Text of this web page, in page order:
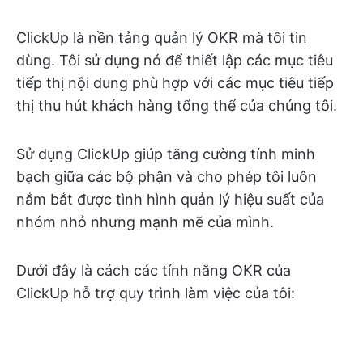
ClickUp là nền tảng quản lý OKR mà tôi tin
dùng. Tôi sử dụng nó để thiết lập các mục tiêu
tiếp thị nội dung phù hợp với các mục tiêu tiếp
thị thu hút khách hàng tổng thể của chúng tôi.
Sử dụng ClickUp giúp tăng cường tính minh
bạch giữa các bộ phận và cho phép tôi luôn
nắm bắt được tình hình quản lý hiệu suất của
nhóm nhỏ nhưng mạnh mẽ của mình.
Dưới đây là cách các tính năng OKR của
ClickUp hỗ trợ quy trình làm việc của tôi: